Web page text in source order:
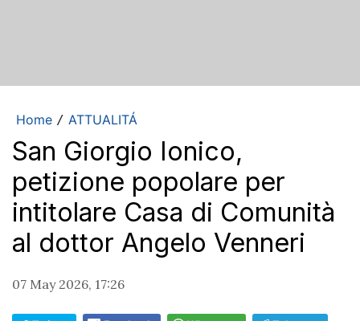
Home / ATTUALITÁ
San Giorgio Ionico,
petizione popolare per
intitolare Casa di Comunità
al dottor Angelo Venneri
07 May 2026, 17:26